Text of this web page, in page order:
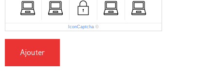
IconCaptcha ©
Ajouter